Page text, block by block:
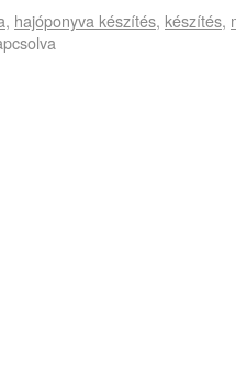
, hajóponyva készítés, készítés,